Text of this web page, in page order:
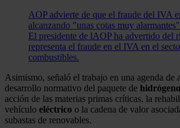
AOP advierte de que el fraude del IVA
alcanzando "unas cotas muy alarmantes"
El presidente de lAOP ha advertido del
representa el fraude en el IVA en el
combustibles.
Asimismo, señaló el trabajo en una agenda de
desarrollo normativo del paquete de hidrógeno
acción de las materias primas críticas, la
vehículo eléctrico o la cadena de valor
subastas de renovables.